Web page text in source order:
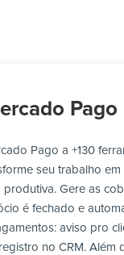
Pago
Pago a +130
seu trabalho em
Gere as
é fechado e
aviso pro
no CRM. Além